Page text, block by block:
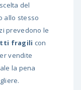
del
allo stesso
prevedono le
fragili con
vendite
la pena